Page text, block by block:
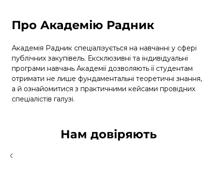
Про Академію Радник
Академія Радник спеціалізується на навчанні у сфері
публічних закупівель. Ексклюзивні та індивідуальні
програми навчань Академії дозволяють її студентам
отримати не лише фундаментальні теоретичні знання,
а й ознайомитися з практичними кейсами провідних
спеціалістів галузі.
Нам довіряють